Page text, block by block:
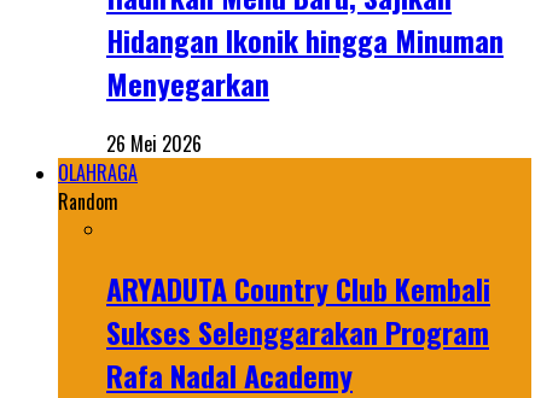
Hidangan Ikonik hingga Minuman
Menyegarkan
26 Mei 2026
OLAHRAGA
Random
ARYADUTA Country Club Kembali
Sukses Selenggarakan Program
Rafa Nadal Academy